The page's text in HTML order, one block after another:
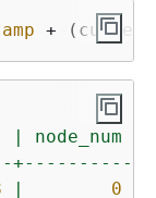
+
| node_num
| 0